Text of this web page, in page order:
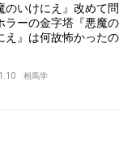
のいけにえ』改めて問
ラーの金字塔『悪魔の
え』は何故怖かったの
相馬学